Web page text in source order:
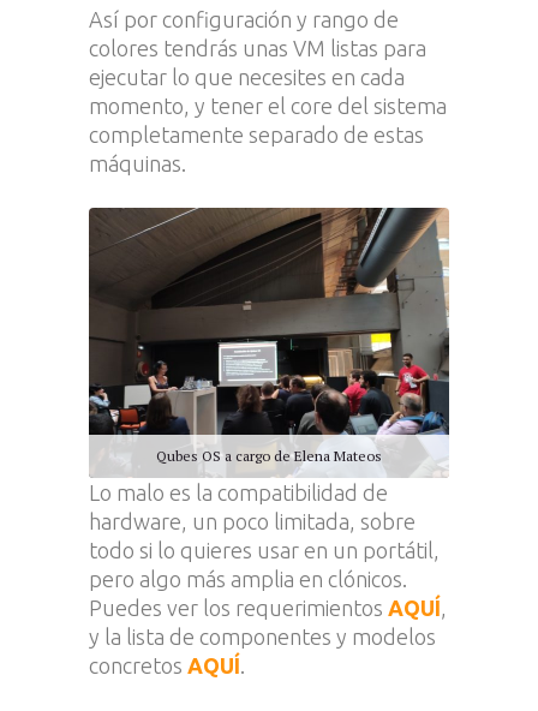
Así por configuración y rango de
colores tendrás unas VM listas para
ejecutar lo que necesites en cada
momento, y tener el core del sistema
completamente separado de estas
máquinas.
Qubes OS a cargo de Elena Mateos
Lo malo es la compatibilidad de
hardware, un poco limitada, sobre
todo si lo quieres usar en un portátil,
pero algo más amplia en clónicos.
Puedes ver los requerimientos AQUÍ,
y la lista de componentes y modelos
concretos AQUÍ.